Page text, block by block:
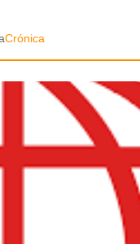
Crónica